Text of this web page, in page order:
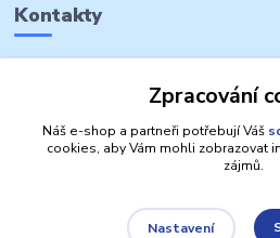
Kontakty
Zpracování
Náš e-shop a partneři potřebují Váš
cookies, aby Vám mohli zobrazovat
zájmů.
Nastavení